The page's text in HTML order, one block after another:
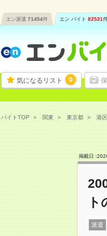
エン派遣 71454件 エン バイト 82531
気になるリスト 0
バイトTOP 関東 東京都 港区
掲載日 :
ト
派遣